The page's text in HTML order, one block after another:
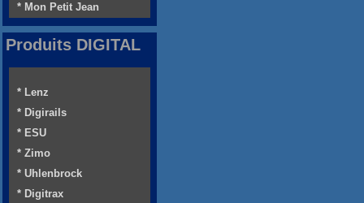
* Mon Petit Jean
Produits DIGITAL
* Lenz
* Digirails
* ESU
* Zimo
* Uhlenbrock
* Digitrax